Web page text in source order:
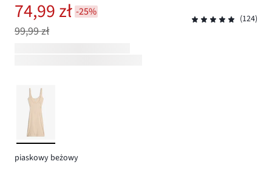
74,99 zł -25%
99,99 zł
(124)
piaskowy beżowy